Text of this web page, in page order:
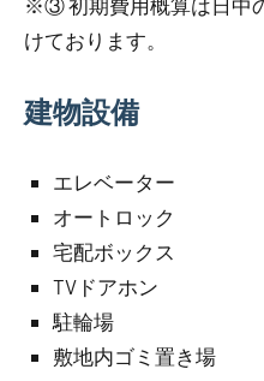
※③ 初期費用概算は日中
けております。
建物設備
エレベーター
オートロック
宅配ボックス
TVドアホン
駐輪場
敷地内ゴミ置き場